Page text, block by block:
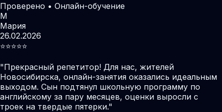
Проверено • Онлайн-обучение
М
Мария
26.02.2026
⭐️⭐️⭐️⭐️⭐️
"Прекрасный репетитор! Для нас, жителей
Новосибирска, онлайн-занятия оказались идеальным
выходом. Сын подтянул школьную программу по
английскому за пару месяцев, оценки выросли с
троек на твердые пятерки."